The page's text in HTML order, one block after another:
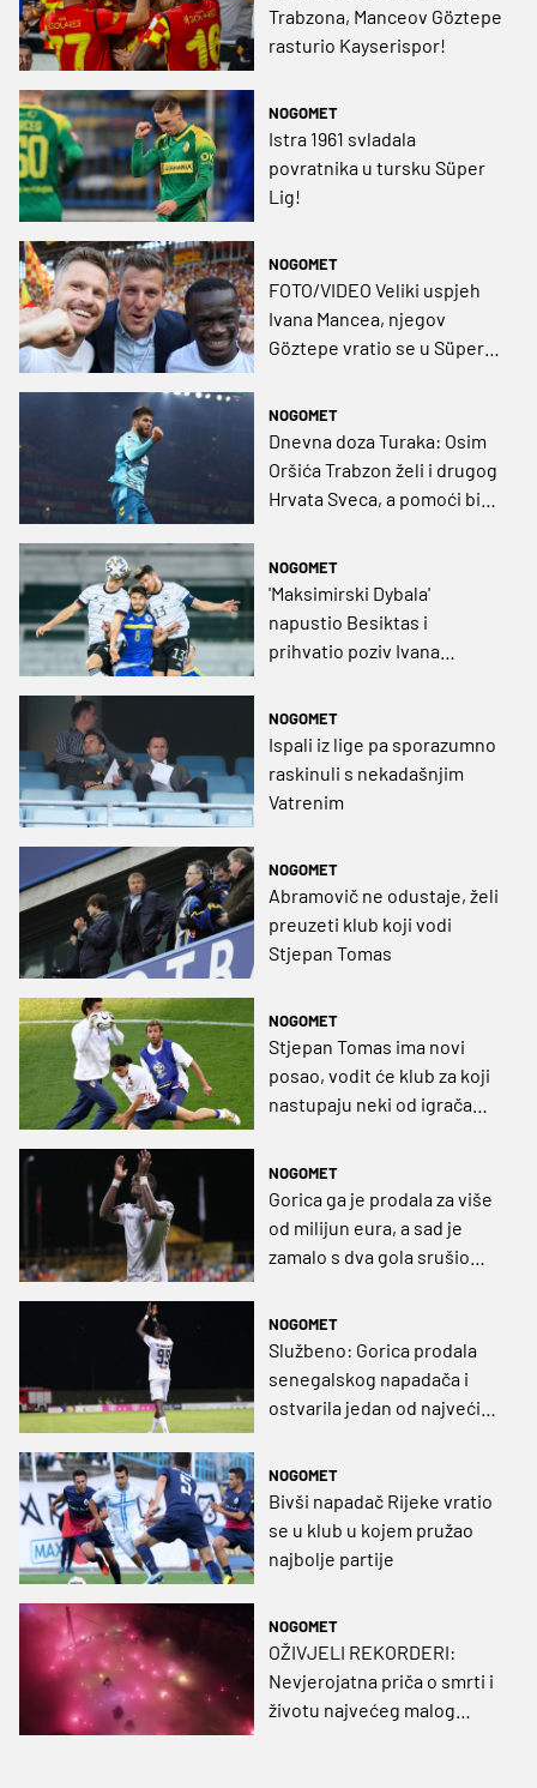
Trabzona, Manceov Göztepe
rasturio Kayserispor!
NOGOMET
Istra 1961 svladala
povratnika u tursku Süper
Lig!
NOGOMET
FOTO/VIDEO Veliki uspjeh
Ivana Mancea, njegov
Göztepe vratio se u Süper
NOGOMET
Dnevna doza Turaka: Osim
Oršića Trabzon želi i drugog
Hrvata Sveca, a pomoći bi
NOGOMET
'Maksimirski Dybala'
napustio Besiktas i
prihvatio poziv Ivana
NOGOMET
Ispali iz lige pa sporazumno
raskinuli s nekadašnjim
Vatrenim
NOGOMET
Abramovič ne odustaje, želi
preuzeti klub koji vodi
Stjepan Tomas
NOGOMET
Stjepan Tomas ima novi
posao, vodit će klub za koji
nastupaju neki od igrača
NOGOMET
Gorica ga je prodala za više
od milijun eura, a sad je
zamalo s dva gola srušio
NOGOMET
Službeno: Gorica prodala
senegalskog napadača i
ostvarila jedan od najvećih
NOGOMET
Bivši napadač Rijeke vratio
se u klub u kojem pružao
najbolje partije
NOGOMET
OŽIVJELI REKORDERI:
Nevjerojatna priča o smrti i
životu najvećeg malog